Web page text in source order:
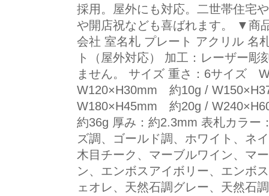
採用。屋外にも対応。二世帯住宅
や開店祝なども喜ばれます。 ▼商
会社 室名札 プレート アクリル 名
ト（屋外対応） 加工：レーザー
ません。 サイズ 重さ：6サイズ
W120×H30mm 約10g /
W180×H45mm 約20g /
約36g 厚み：約2.3mm 表札カラー
ズ調、ゴールド調、ホワイト、ネ
木目チーク、マーブルワイン、マ
ン、エンボスアイボリー、エンボ
ェオレ、天然石調グレー、天然石